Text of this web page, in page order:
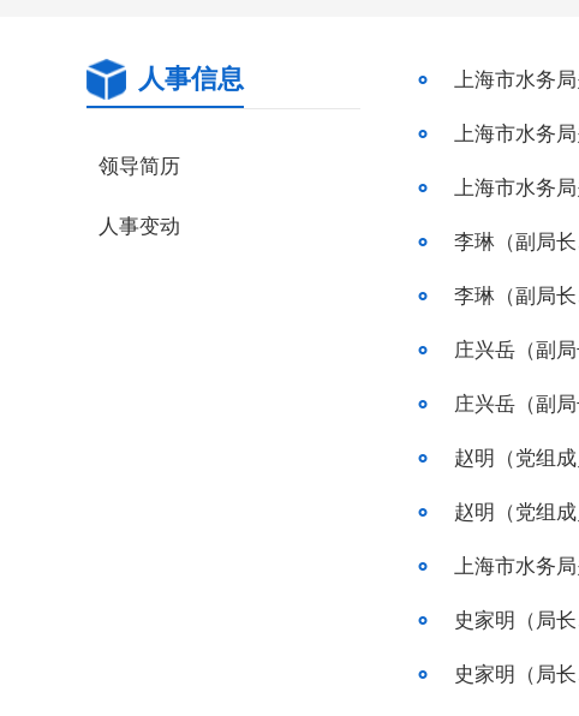
人事信息
领导简历
人事变动
上海市水务
上海市水务
上海市水务
李琳（副局长
李琳（副局长
庄兴岳（副局
庄兴岳（副局
赵明（党组成
赵明（党组成
上海市水务
史家明（局长
史家明（局长